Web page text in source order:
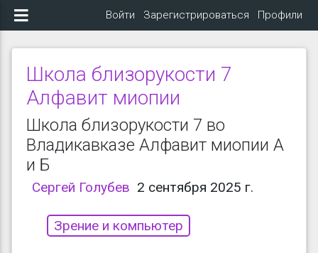
Войти Зарегистрироваться Профили
Школа близорукости 7
Алфавит миопии
Школа близорукости 7 во
Владикавказе Алфавит миопии А
и Б
Сергей Голубев 2 сентября 2025 г.
Зрение и компьютер